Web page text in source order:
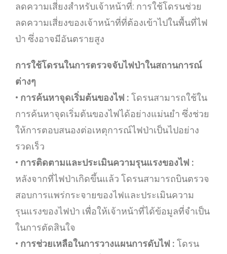
ลดความเสี่ยงสำหรับเจ้าหน้าที่: การใช้โดรนช่วย
ลดความเสี่ยงของเจ้าหน้าที่ที่ต้องเข้าไปในพื้นที่ไฟ
ป่า ซึ่งอาจมีอันตรายสูง
การใช้โดรนในการตรวจจับไฟป่าในสถานการณ์
ต่างๆ
• การค้นหาจุดเริ่มต้นของไฟ : โดรนสามารถใช้ใน
การค้นหาจุดเริ่มต้นของไฟได้อย่างแม่นยำ ซึ่งช่วย
ให้การตอบสนองต่อเหตุการณ์ไฟป่าเป็นไปอย่าง
รวดเร็ว
• การติดตามและประเมินความรุนแรงของไฟ :
หลังจากที่ไฟป่าเกิดขึ้นแล้ว โดรนสามารถบินตรวจ
สอบการแพร่กระจายของไฟและประเมินความ
รุนแรงของไฟป่า เพื่อให้เจ้าหน้าที่ได้ข้อมูลที่จำเป็น
ในการตัดสินใจ
• การช่วยเหลือในการวางแผนการดับไฟ : โดรน